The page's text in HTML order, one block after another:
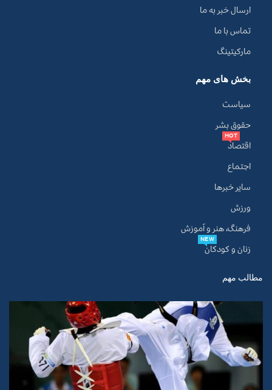
ارسال خبر به ما
تماس با ما
مارکیتینگ
بخش های مهم
سیاست
حقوق بشر
اقتصاد
HOT
اجتماع
سایر خبرها
ورزش
فرهنگ، هنر و آموزش
زنان و کودکان
NEW
مطالب مهم